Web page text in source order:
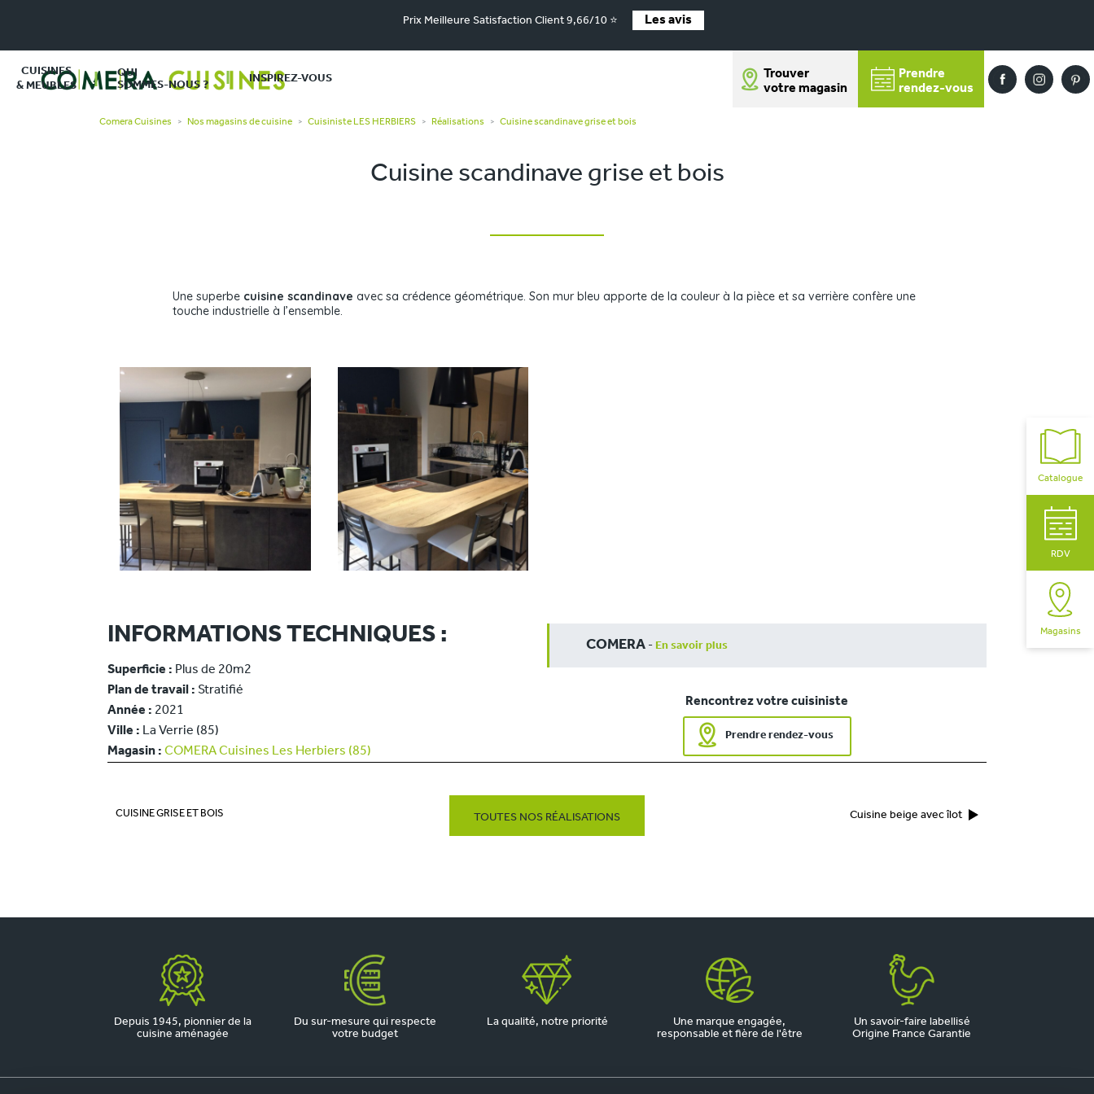
Prix Meilleure Satisfaction Client 9,66/10 ⭐ Les avis
CUISINES
& MEUBLES
QUI
SOMMES-NOUS ?
INSPIREZ-VOUS
Trouver
votre magasin
Prendre
rendez-vous
Catalogue
RDV
Magasins
Comera Cuisines > Nos magasins de cuisine > Cuisiniste LES HERBIERS > Réalisations > Cuisine scandinave grise et bois
Cuisine scandinave grise et bois
Une superbe cuisine scandinave avec sa crédence géométrique. Son mur bleu apporte de la couleur à la pièce et sa verrière confère une
touche industrielle à l’ensemble.
INFORMATIONS TECHNIQUES :
Superficie : Plus de 20m2
Plan de travail : Stratifié
Année : 2021
Ville : La Verrie (85)
Magasin : COMERA Cuisines Les Herbiers (85)
COMERA - En savoir plus
Rencontrez votre cuisiniste
Prendre rendez-vous
CUISINE GRISE ET BOIS TOUTES NOS RÉALISATIONS Cuisine beige avec îlot
Depuis 1945, pionnier de la
cuisine aménagée
Du sur-mesure qui respecte
votre budget
La qualité, notre priorité
Une marque engagée,
responsable et fière de l'être
Un savoir-faire labellisé
Origine France Garantie